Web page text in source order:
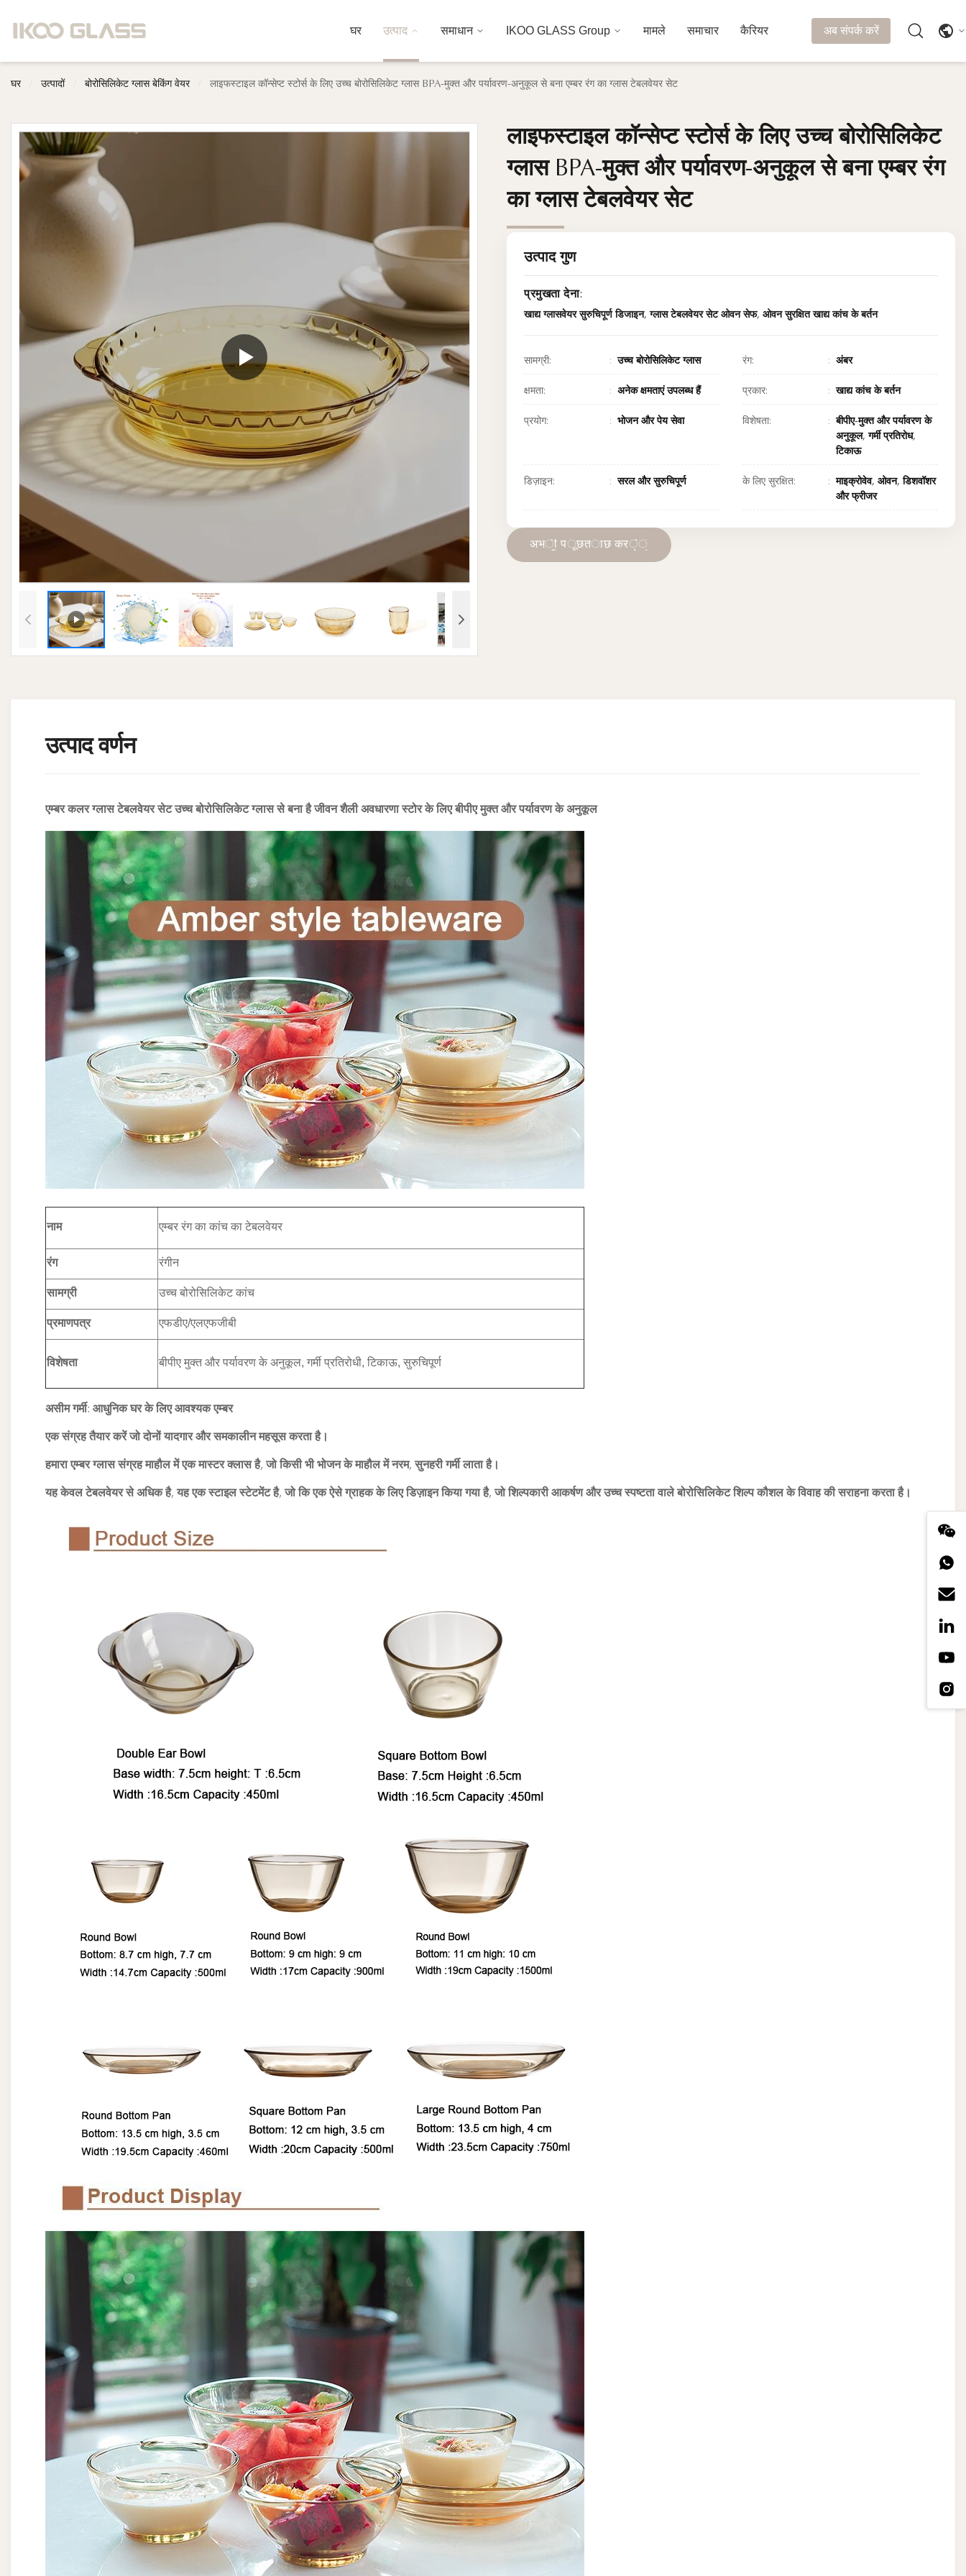
घर उत्पाद समाधान IKOO GLASS Group मामले समाचार कैरियर अब संपर्क करें
घर उत्पादों बोरोसिलिकेट ग्लास बेकिंग वेयर लाइफस्टाइल कॉन्सेप्ट स्टोर्स के लिए उच्च बोरोसिलिकेट ग्लास BPA-मुक्त और पर्यावरण-अनुकूल से बना एम्बर रंग का ग्लास टेबलवेयर सेट
लाइफस्टाइल कॉन्सेप्ट स्टोर्स के लिए उच्च बोरोसिलिकेट
ग्लास BPA-मुक्त और पर्यावरण-अनुकूल से बना एम्बर रंग
का ग्लास टेबलवेयर सेट
लाइफस्टाइल कॉन्सेप्ट स्टोर्स के लिए उच्च बोरोसिलिकेट
ग्लास BPA-मुक्त और पर्यावरण-अनुकूल से बना एम्बर रंग
का ग्लास टेबलवेयर सेट
उत्पाद गुण
प्रमुखता देना:
खाद्य ग्लासवेयर सुरुचिपूर्ण डिजाइन, ग्लास टेबलवेयर सेट ओवन सेफ, ओवन सुरक्षित खाद्य कांच के बर्तन
सामग्री: उच्च बोरोसिलिकेट ग्लास रंग: अंबर
क्षमता: अनेक क्षमताएं उपलब्ध हैं प्रकार: खाद्य कांच के बर्तन
प्रयोग: भोजन और पेय सेवा विशेषता:
बीपीए-मुक्त और पर्यावरण के
अनुकूल, गर्मी प्रतिरोध,
टिकाऊ
डिज़ाइन: सरल और सुरुचिपूर्ण के लिए सुरक्षित:
माइक्रोवेव, ओवन, डिशवॉशर
और फ्रीजर
अभी पूछताछ करें
उत्पाद वर्णन
एम्बर कलर ग्लास टेबलवेयर सेट उच्च बोरोसिलिकेट ग्लास से बना है जीवन शैली अवधारणा स्टोर के लिए बीपीए मुक्त और पर्यावरण के अनुकूल
नाम एम्बर रंग का कांच का टेबलवेयर
रंग रंगीन
सामग्री उच्च बोरोसिलिकेट कांच
प्रमाणपत्र एफडीए/एलएफजीबी
विशेषता बीपीए मुक्त और पर्यावरण के अनुकूल, गर्मी प्रतिरोधी, टिकाऊ, सुरुचिपूर्ण
असीम गर्मी: आधुनिक घर के लिए आवश्यक एम्बर
एक संग्रह तैयार करें जो दोनों यादगार और समकालीन महसूस करता है।
हमारा एम्बर ग्लास संग्रह माहौल में एक मास्टर क्लास है, जो किसी भी भोजन के माहौल में नरम, सुनहरी गर्मी लाता है।
यह केवल टेबलवेयर से अधिक है, यह एक स्टाइल स्टेटमेंट है, जो कि एक ऐसे ग्राहक के लिए डिज़ाइन किया गया है, जो शिल्पकारी आकर्षण और उच्च स्पष्टता वाले बोरोसिलिकेट शिल्प कौशल के विवाह की सराहना करता है।